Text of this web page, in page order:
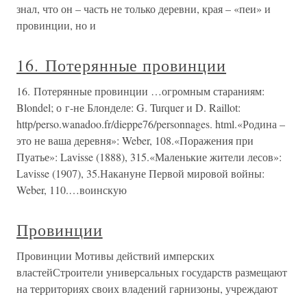
знал, что он – часть не только деревни, края – «пеи» и
провинции, но и
16. Потерянные провинции
16. Потерянные провинции …огромным стараниям:
Blondel; о г-не Блонделе: G. Turquer и D. Raillot:
http/perso.wanadoo.fr/dieppe76/personnages. html.«Родина –
это не ваша деревня»: Weber, 108.«Поражения при
Пуатье»: Lavisse (1888), 315.«Маленькие жители лесов»:
Lavisse (1907), 35.Накануне Первой мировой войны:
Weber, 110.…воинскую
Провинции
Провинции Мотивы действий имперских
властейСтроители универсальных государств размещают
на территориях своих владений гарнизоны, учреждают